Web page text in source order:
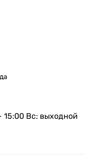
15:00 Вс: выходной